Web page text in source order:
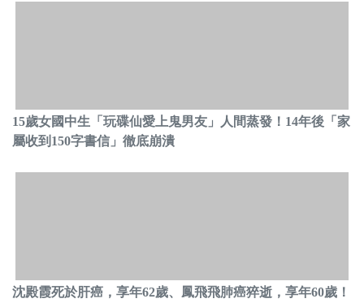
15歲女國中生「玩碟仙愛上鬼男友」人間蒸發！14年後「家
屬收到150字書信」徹底崩潰
沈殿霞死於肝癌，享年62歲、鳳飛飛肺癌猝逝，享年60歲！